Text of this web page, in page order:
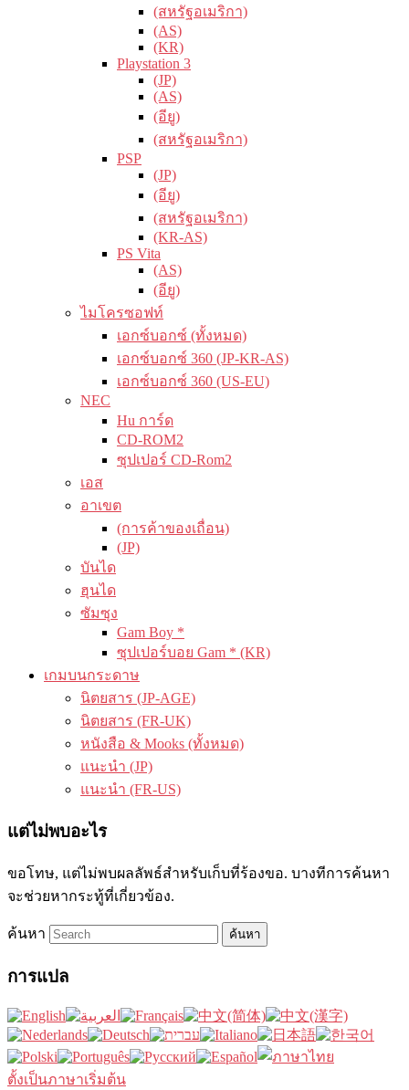
(สหรัฐอเมริกา)
(AS)
(KR)
Playstation 3
(JP)
(AS)
(อียู)
(สหรัฐอเมริกา)
PSP
(JP)
(อียู)
(สหรัฐอเมริกา)
(KR-AS)
PS Vita
(AS)
(อียู)
ไมโครซอฟท์
เอกซ์บอกซ์ (ทั้งหมด)
เอกซ์บอกซ์ 360 (JP-KR-AS)
เอกซ์บอกซ์ 360 (US-EU)
NEC
Hu การ์ด
CD-ROM2
ซุปเปอร์ CD-Rom2
เอส
อาเขต
(การค้าของเถื่อน)
(JP)
บันได
ฮุนได
ซัมซุง
Gam Boy *
ซุปเปอร์บอย Gam * (KR)
เกมบนกระดาษ
นิตยสาร (JP-AGE)
นิตยสาร (FR-UK)
หนังสือ & Mooks (ทั้งหมด)
แนะนำ (JP)
แนะนำ (FR-US)
แต่ไม่พบอะไร
ขอโทษ, แต่ไม่พบผลลัพธ์สำหรับเก็บที่ร้องขอ. บางทีการค้นหา
จะช่วยหากระทู้ที่เกี่ยวข้อง.
ค้นหา
การแปล
ตั้งเป็นภาษาเริ่มต้น